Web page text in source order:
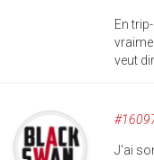
En
veut
J'ai